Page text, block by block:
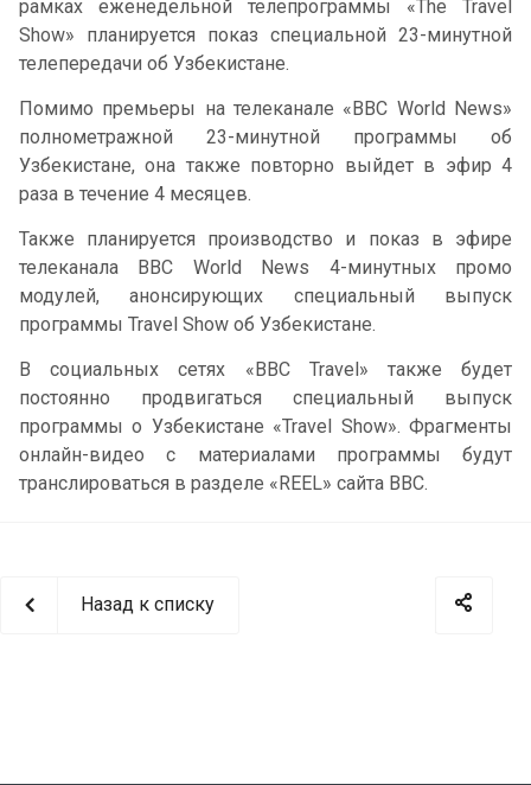
рамках еженедельной телепрограммы «The Travel
Show» планируется показ специальной 23-минутной
телепередачи об Узбекистане.
Помимо премьеры на телеканале «BBC World News»
полнометражной 23-минутной программы об
Узбекистане, она также повторно выйдет в эфир 4
раза в течение 4 месяцев.
Также планируется производство и показ в эфире
телеканала BBC World News 4-минутных промо
модулей, анонсирующих специальный выпуск
программы Travel Show об Узбекистане.
В социальных сетях «BBC Travel» также будет
постоянно продвигаться специальный выпуск
программы о Узбекистане «Travel Show». Фрагменты
онлайн-видео с материалами программы будут
транслироваться в разделе «REEL» сайта BBC.
Назад к списку